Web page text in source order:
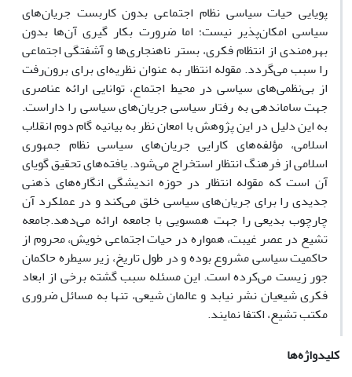
پویایی حیات سیاسی نظام اجتماعی بدون کاربست جریان‌های
سیاسی امکان‌پذیر نیست؛ اما ضرورت بکار گیری آن‌ها بدون
بهره‌مندی از انتظام فکری، بستر ناهنجاری‌ها و آشفتگی اجتماعی
را سبب می‌گردد. مقوله انتظار به عنوان نظریه‌ای برای برون‌رفت
از بی‌نظمی‌های سیاسی در محیط اجتماع، توانایی ارائه عناصری
جهت ساماندهی به رفتار سیاسی جریان‌های سیاسی را داراست.
به این دلیل در این پژوهش با امعان نظر به بیانیه گام دوم انقلاب
اسلامی، مؤلفه‌های کارایی جریان‌های سیاسی نظام جمهوری
اسلامی از فرهنگ انتظار استخراج می‌شود. یافته‌های تحقیق گویای
آن است که مقوله انتظار در حوزه اندیشگی انگاره‌های ذهنی
جدیدی را برای جریان‌های سیاسی خلق می‌کند و در عملکرد آن
چارچوب بدیعی را جهت همسویی با جامعه ارائه می‌دهد.جامعه
تشیع در عصر غیبت، همواره در حیات اجتماعی خویش، محروم از
حاکمیت سیاسی مشروع بوده و در طول تاریخ، زیر سیطره حاکمان
جور زیست می‌کرده است. این مسئله سبب گشته برخی از ابعاد
فکری شیعیان نشر نیابد و عالمان شیعی، تنها به مسائل ضروری
مکتب تشیع، اکتفا نمایند.
کلیدواژه‌ها